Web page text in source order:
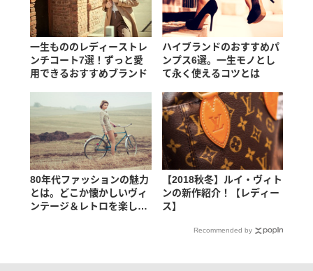
一生もののレディーストレ
ンチコート7選！ずっと愛
用できるおすすめブランド
ハイブランドのおすすめパ
ンプス6選。一生モノとし
て永く使えるコツとは
80年代ファッションの魅力
とは。どこか懐かしいヴィ
ンテージ＆レトロを楽しも
【2018秋冬】ルイ・ヴィト
ンの新作紹介！【レディー
ス】
Recommended by